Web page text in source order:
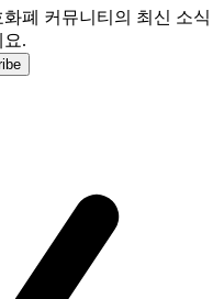
폐 커뮤니티의 최신 소식
.